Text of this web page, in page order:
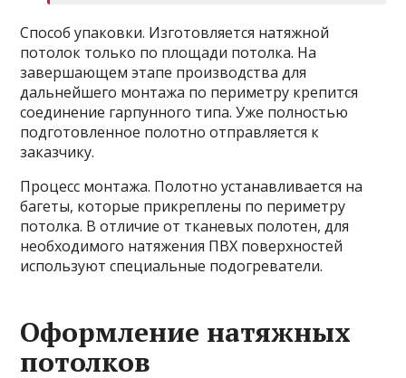
Способ упаковки. Изготовляется натяжной
потолок только по площади потолка. На
завершающем этапе производства для
дальнейшего монтажа по периметру крепится
соединение гарпунного типа. Уже полностью
подготовленное полотно отправляется к
заказчику.
Процесс монтажа. Полотно устанавливается на
багеты, которые прикреплены по периметру
потолка. В отличие от тканевых полотен, для
необходимого натяжения ПВХ поверхностей
используют специальные подогреватели.
Оформление натяжных
потолков